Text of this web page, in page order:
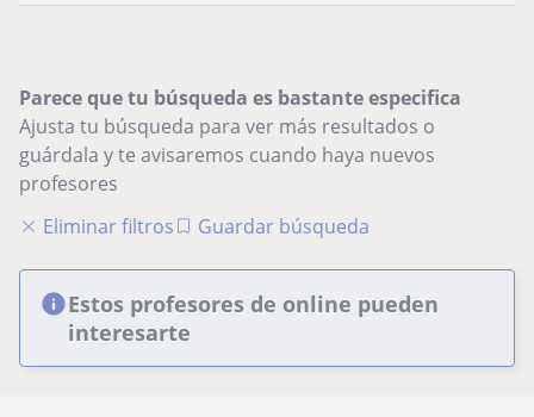
Parece que tu búsqueda es bastante especifica
Ajusta tu búsqueda para ver más resultados o
guárdala y te avisaremos cuando haya nuevos
profesores
Eliminar filtros
Guardar búsqueda
Estos profesores de online pueden
interesarte